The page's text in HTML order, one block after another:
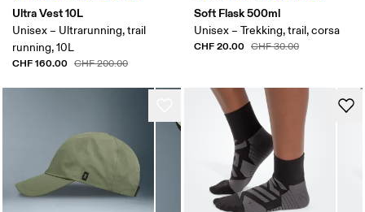
Ultra Vest 10L
Unisex – Ultrarunning, trail
running, 10L
CHF 160.00 CHF 200.00
Soft Flask 500ml
Unisex – Trekking, trail, corsa
CHF 20.00 CHF 30.00